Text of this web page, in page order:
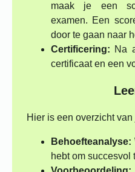
maak je een
examen. Een
door te gaan naar
Certificering: Na
certificaat en een
Hier is een overzicht
Behoefteanalyse:
hebt om succesvol